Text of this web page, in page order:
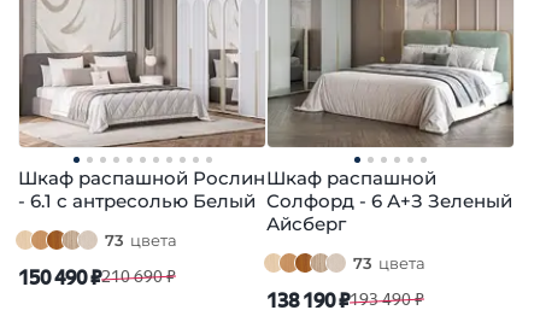
Шкаф распашной Рослин
- 6.1 с антресолью Белый
73 цвета
150 490 ₽210 690 ₽
Шкаф распашной
Солфорд - 6 А+З Зеленый
Айсберг
73 цвета
138 190 ₽193 490 ₽